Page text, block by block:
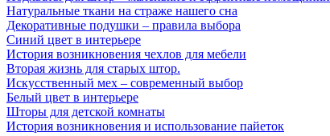
Натуральные ткани на страже нашего сна
Декоративные подушки – правила выбора
Синий цвет в интерьере
История возникновения чехлов для мебели
Вторая жизнь для старых штор.
Искусственный мех – современный выбор
Белый цвет в интерьере
Шторы для детской комнаты
История возникновения и использование пайеток